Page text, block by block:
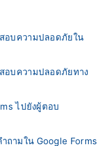
อบความปลอดภัยใน
อบความปลอดภัยทาง
ไปยังผู้ตอบ
ถามใน Google Forms